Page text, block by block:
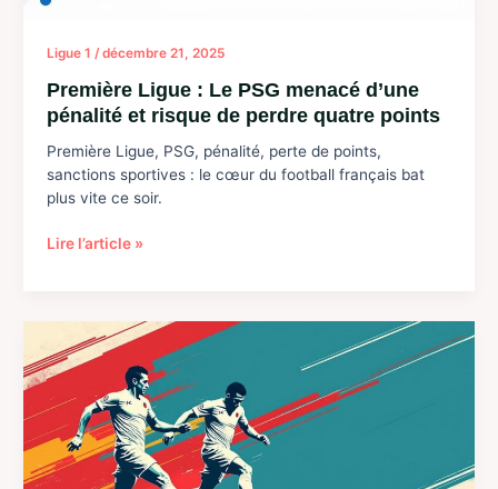
Ligue 1 /décembre 21, 2025
Première Ligue : Le PSG menacé d’une
pénalité et risque de perdre quatre points
Première Ligue, PSG, pénalité, perte de points,
sanctions sportives : le cœur du football français bat
plus vite ce soir.
Première
menacé
d’une
pénalité
et
risque
de
Lire l’article »